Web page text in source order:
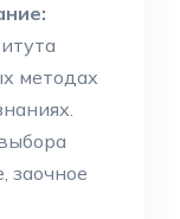
методах
заочное